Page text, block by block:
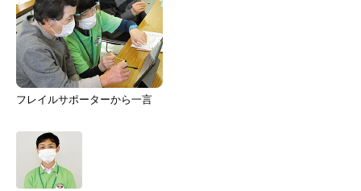
フレイルサポーターから一言